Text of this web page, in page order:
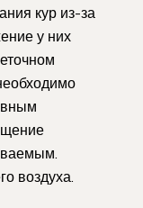
кур из-за
у них
воздуха.